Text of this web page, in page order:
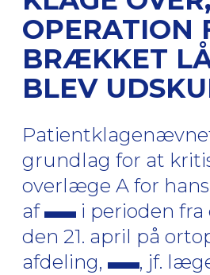
OPERATION
BRÆKKET
BLEV
grundlag for at
overlæge A for
af
i perioden fra
den 21. april på
afdeling,
, jf.